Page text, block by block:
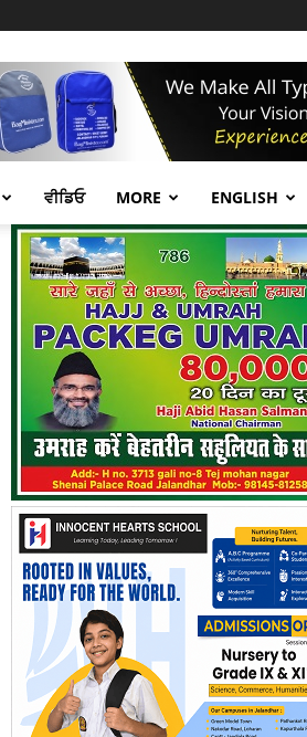
ਵੀਡਿਓ MORE ENGLISH